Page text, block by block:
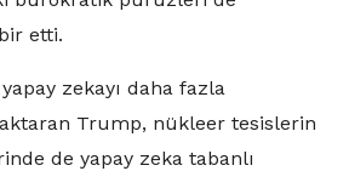
etti.
zekayı daha fazla
aktaran Trump, nükleer tesislerin
de yapay zeka tabanlı